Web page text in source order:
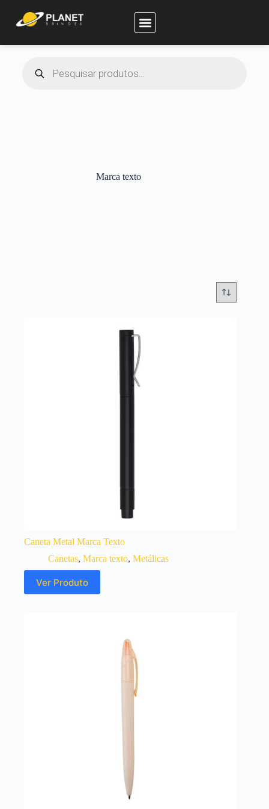
Marca texto
Caneta Metal Marca Texto
Canetas, Marca texto, Metálicas
Ver Produto